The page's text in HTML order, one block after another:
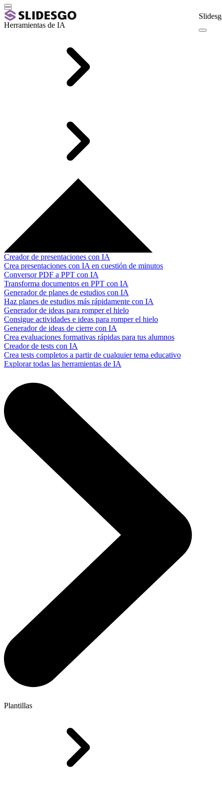
Herramientas de IA
Creador de presentaciones con IA
Crea presentaciones con IA en cuestión de minutos
Conversor PDF a PPT con IA
Transforma documentos en PPT con IA
Generador de planes de estudios con IA
Haz planes de estudios más rápidamente con IA
Generador de ideas para romper el hielo
Consigue actividades e ideas para romper el hielo
Generador de ideas de cierre con IA
Crea evaluaciones formativas rápidas para tus alumnos
Creador de tests con IA
Crea tests completos a partir de cualquier tema educativo
Explorar todas las herramientas de IA
Plantillas